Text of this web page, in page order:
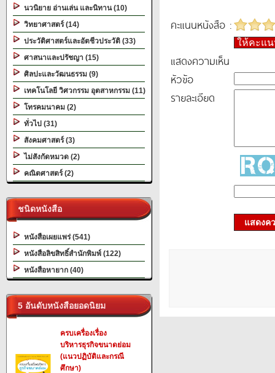
นวนิยาย อ่านเล่น และนิทาน (10)
วิทยาศาสตร์ (14)
ประวัติศาสตร์และอัตชีวประวัติ (33)
ศาสนาและปรัชญา (15)
ศิลปะและวัฒนธรรม (9)
เทคโนโลยี วิศวกรรม อุตสาหกรรม (11)
โทรคมนาคม (2)
ทั่วไป (31)
สังคมศาสตร์ (3)
ไม่สังกัดหมวด (2)
คณิตศาสตร์ (2)
ชนิดหนังสือ
หนังสือเผยแพร่ (541)
หนังสือลิขสิทธิ์สำนักพิมพ์ (122)
หนังสือหายาก (40)
5 อันดับหนังสือยอดนิยม
ครบเครื่องเรื่อง
บริหารธุรกิจขนาดย่อม
(แนวปฏิบัติและกรณี
ศึกษา)
คะแนนหนังสือ :
ให้คะแ
แสดงความเห็น
หัวข้อ
รายละเอียด
แสดงค